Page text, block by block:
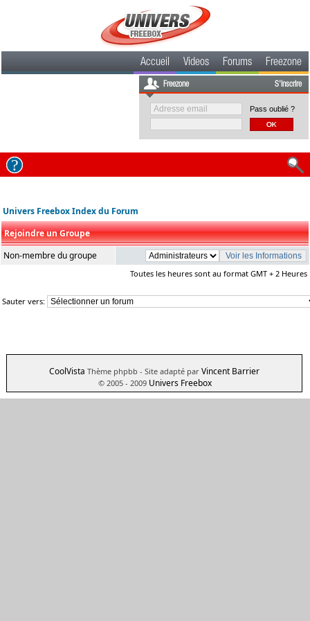
Accueil Videos Forums Freezone
Freezone S'inscrire
Pass oublié ?
Univers Freebox Index du Forum
Rejoindre un Groupe
Non-membre du groupe
Toutes les heures sont au format GMT + 2 Heures
Sauter vers:
CoolVista Thème phpbb - Site adapté par Vincent Barrier
© 2005 - 2009 Univers Freebox